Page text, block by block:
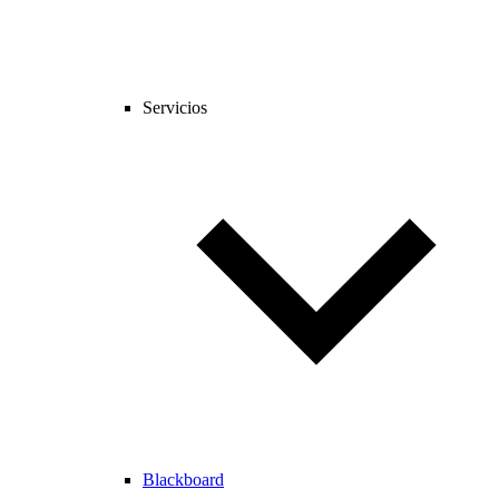
Servicios
Blackboard